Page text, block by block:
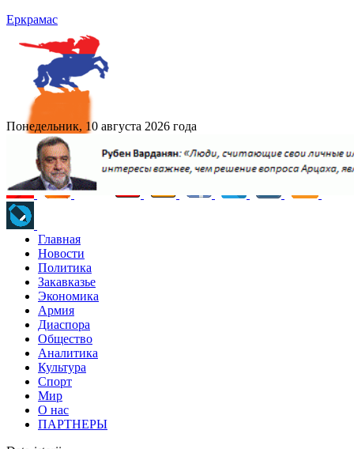
Еркрамас
Понедельник, 10 августа 2026 года
Главная
Новости
Политика
Закавказье
Экономика
Армия
Диаспора
Общество
Аналитика
Культура
Спорт
Мир
О нас
ПАРТНЕРЫ